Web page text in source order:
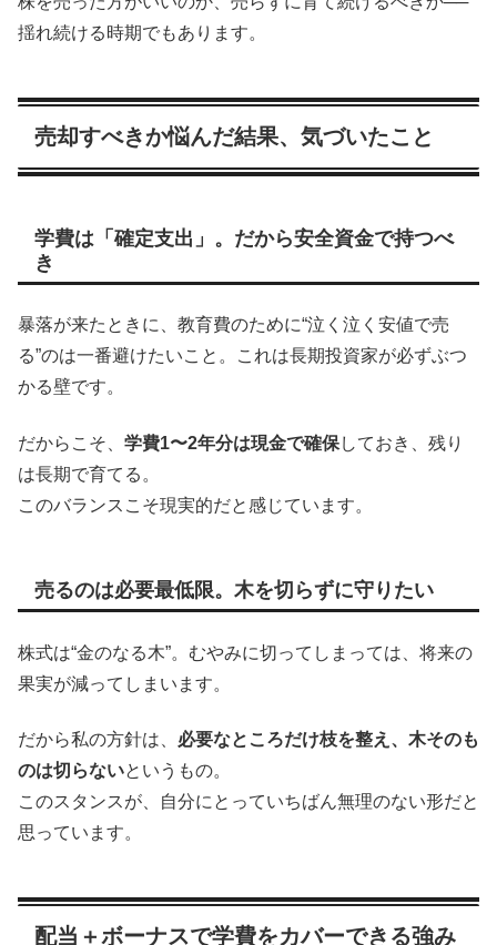
揺れ続ける時期でもあります。
売却すべきか悩んだ結果、気づいたこと
学費は「確定支出」。だから安全資金で持つべ
き
暴落が来たときに、教育費のために“泣く泣く安値で売
る”のは一番避けたいこと。これは長期投資家が必ずぶつ
かる壁です。
だからこそ、 学費1〜2年分は現金で確保しておき、残り
は長期で育てる。
このバランスこそ現実的だと感じています。
売るのは必要最低限。木を切らずに守りたい
株式は“金のなる木”。むやみに切ってしまっては、将来の
果実が減ってしまいます。
だから私の方針は、 必要なところだけ枝を整え、木そのも
のは切らないというもの。
このスタンスが、自分にとっていちばん無理のない形だと
思っています。
配当＋ボーナスで学費をカバーできる強み